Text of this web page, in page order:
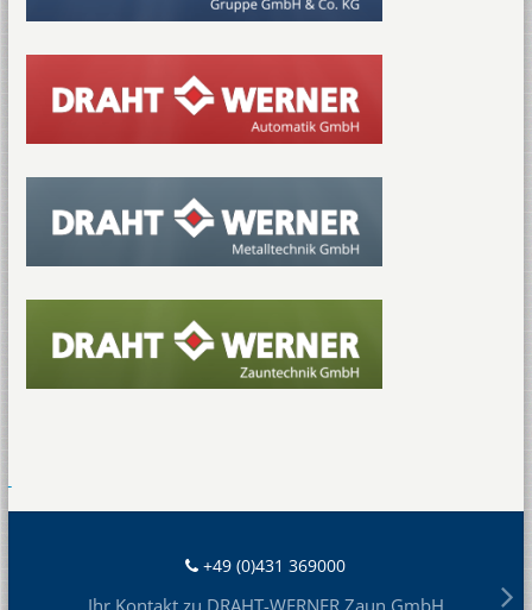
+49 (0)431 369000
Ihr Kontakt zu DRAHT-WERNER Zaun GmbH